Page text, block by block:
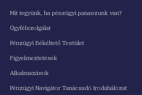
Mit tegyünk, ha pénzügyi panaszunk van?
Ügyfélszolgálat
Pénzügyi Békéltető Testület
Figyelmeztetések
Alkalmazások
Pénzügyi Navigátor Tanácsadó Irodahálózat